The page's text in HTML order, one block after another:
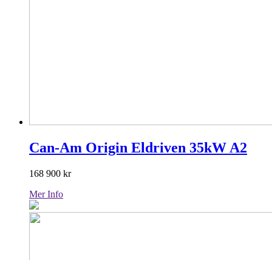
Can-Am Origin Eldriven 35kW A2
168 900 kr
Mer Info